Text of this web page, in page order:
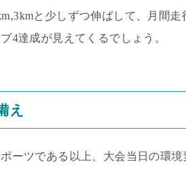
と少しずつ伸ばして、月間走
4達成が見えてくるでしょう。
え
ーツである以上、大会当日の環